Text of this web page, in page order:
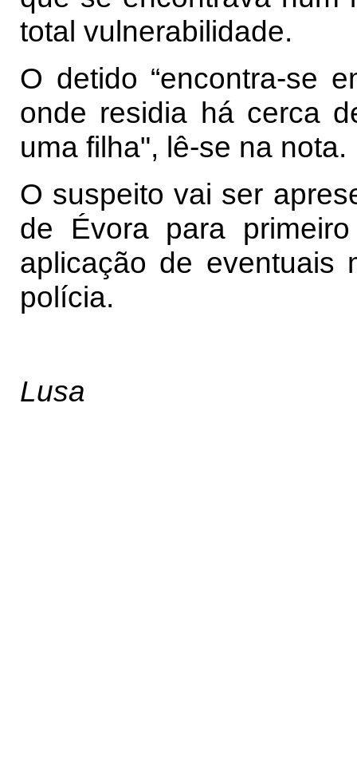
total vulnerabilidade.
O detido “encontra-se
onde residia há cerca
uma filha", lê-se na nota.
O suspeito vai ser
de Évora para
aplicação de eventuais
polícia.
Lusa